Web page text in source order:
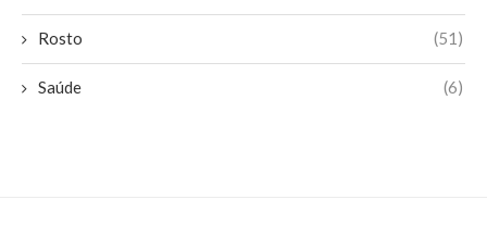
Rosto (51)
Saúde (6)